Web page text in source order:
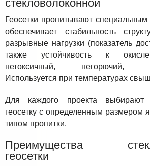
стекловолоконной
Геосетки пропитывают
обеспечивает стабильность
разрывные нагрузки (показатель
также устойчивость к
нетоксичный, негорючий,
Используется при температурах
Для каждого проекта выбирают
геосетку с определенным размером
типом пропитки.
Преимущества
геосетки